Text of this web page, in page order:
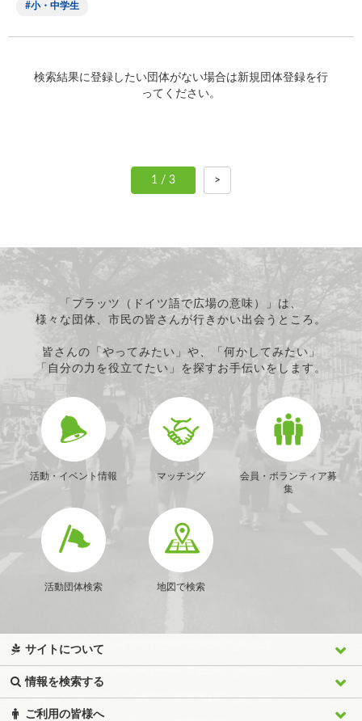
小・中学生
検索結果に登録したい団体がない場合は新規団体登録を行
ってください。
1 / 3 >
「プラッツ（ドイツ語で広場の意味）」は、
様々な団体、市民の皆さんが行きかい出会うところ。
皆さんの「やってみたい」や、「何かしてみたい」
「自分の力を役立てたい」を探すお手伝いをします。
活動・イベント情報 マッチング
会員・ボランティア募
集
活動団体検索 地図で検索
サイトについて
情報を検索する
ご利用の皆様へ